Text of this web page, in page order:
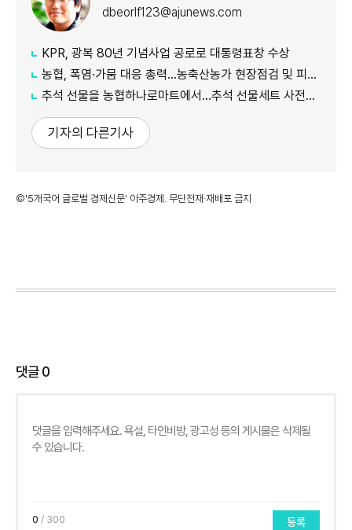
dbeorlf123@ajunews.com
KPR, 광복 80년 기념사업 공로로 대통령표창 수상
농협, 폭염·가뭄 대응 총력...농축산농가 현장점검 및 피해 예방 강화
추석 선물을 농협하나로마트에서…추석 선물세트 사전예약 실시
기자의 다른기사
©'5개국어 글로벌 경제신문' 아주경제. 무단전재·재배포 금지
댓글0
0 / 300 등록